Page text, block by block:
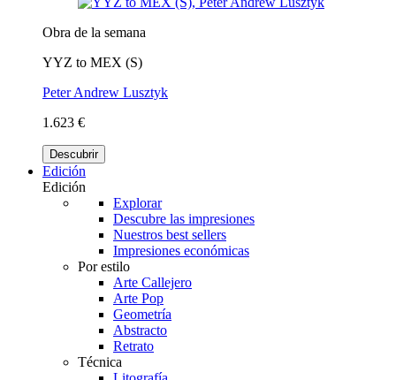
Obra de la semana
YYZ to MEX (S)
Peter Andrew Lusztyk
1.623 €
Descubrir
Edición
Edición
Explorar
Descubre las impresiones
Nuestros best sellers
Impresiones económicas
Por estilo
Arte Callejero
Arte Pop
Geometría
Abstracto
Retrato
Técnica